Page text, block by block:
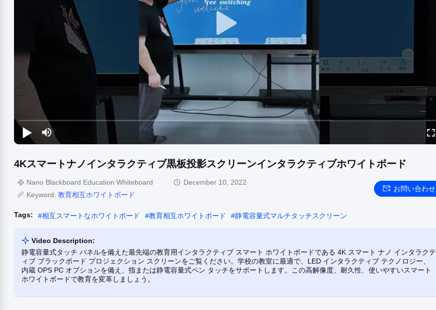
4Kスマートナノインタラクティブ黒板投影スクリーンインタラクティブホワイトボード
Nano Blackboard Education Whiteboard
December 10, 2022
Keyword: 教育相互ホワイトボード
お問い合わせ
Tags: #相互スマートなホワイトボード #教育相互ホワイトボード #静電容量式マルチタッチスクリーン
Video Description:
静電容量式タッチ パネルを備えた最先端の教育用インタラクティブ スマート ホワイトボードである 4K スマート ナノ インタラクテ
ィブ ブラックボード プロジェクション スクリーンをご覧ください。学校の教室に最適で、LED インタラクティブ テクノロジー、
内蔵 OPS PC オプションを備え、指または静電容量式ペン タッチをサポートします。この高解像度、耐久性、使いやすいスマート
ホワイトボードで教育を変革しましょう。